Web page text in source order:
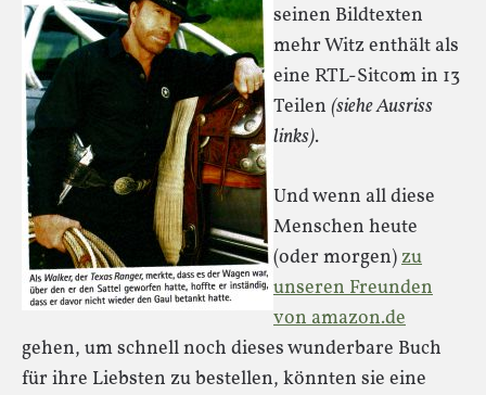
seinen Bildtexten
mehr Witz enthält als
eine RTL-Sitcom in 13
Teilen (siehe Ausriss
links).
Und wenn all diese
Menschen heute
(oder morgen)zu
unseren Freunden
von amazon.de
gehen, um schnell noch dieses wunderbare Buch
für ihre Liebsten zu bestellen, könnten sie eine